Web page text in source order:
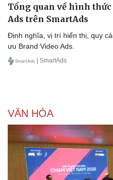
Tổng quan về hình
Ads trên SmartAds
Định nghĩa, vị trí hiển thị, quy
ưu Brand Video Ads.
| SmartAds
VĂN HÓA